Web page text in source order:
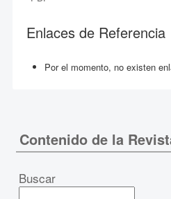
Enlaces de Referencia
Por el momento, no existen
Contenido de la
Buscar